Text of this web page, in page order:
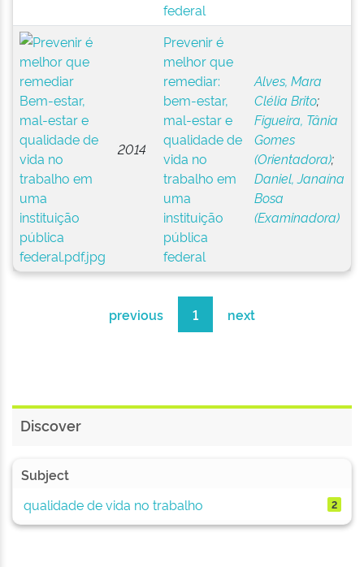
federal
2014
Prevenir é
melhor que
remediar:
bem-estar,
mal-estar e
qualidade de
vida no
trabalho em
uma
instituição
pública
federal
Alves, Mara
Clélia Brito;
Figueira, Tânia
Gomes
(Orientadora);
Daniel, Janaína
Bosa
(Examinadora)
previous 1 next
Discover
Subject
qualidade de vida no trabalho
2